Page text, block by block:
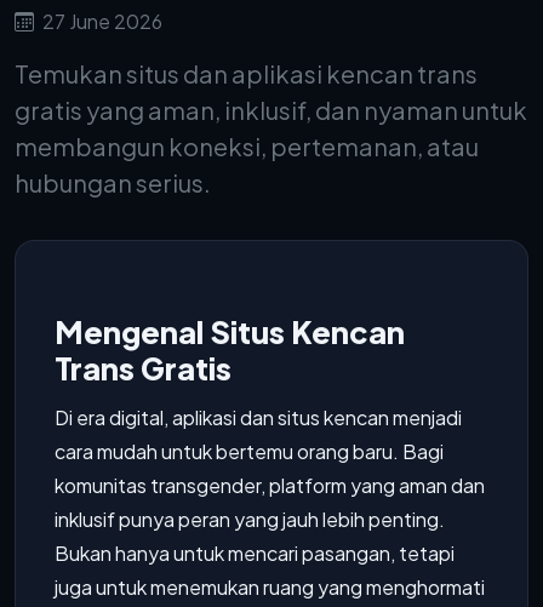
27 June 2026
Temukan situs dan aplikasi kencan trans
gratis yang aman, inklusif, dan nyaman untuk
membangun koneksi, pertemanan, atau
hubungan serius.
Mengenal Situs Kencan
Trans Gratis
Di era digital, aplikasi dan situs kencan menjadi
cara mudah untuk bertemu orang baru. Bagi
komunitas transgender, platform yang aman dan
inklusif punya peran yang jauh lebih penting.
Bukan hanya untuk mencari pasangan, tetapi
juga untuk menemukan ruang yang menghormati